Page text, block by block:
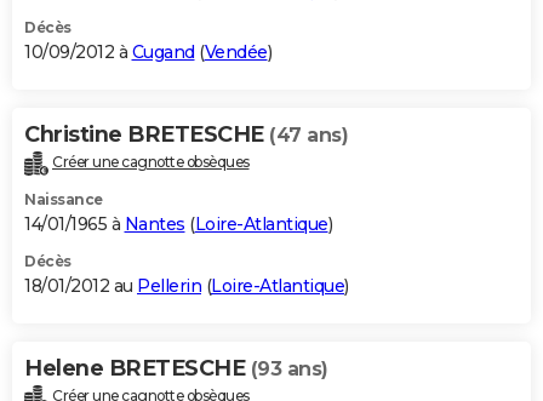
Décès
10/09/2012 à Cugand (Vendée)
Christine BRETESCHE (47 ans)
Créer une cagnotte obsèques
Naissance
14/01/1965 à Nantes (Loire-Atlantique)
Décès
18/01/2012 au Pellerin (Loire-Atlantique)
Helene BRETESCHE (93 ans)
Créer une cagnotte obsèques